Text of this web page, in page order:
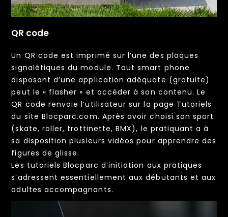
QR code
Un QR code est imprimé sur l’une des plaques
signalétiques du module. Tout smart phone
disposant d’une application adéquate (gratuite)
peut le « flasher » et accéder à son contenu. Le
QR code renvoie l’utilisateur sur la page Tutoriels
du site Blocparc.com. Après avoir choisi son sport
(skate, roller, trottinette, BMX), le pratiquant a à
sa disposition plusieurs vidéos pour apprendre des
figures de glisse.
Les tutoriels Blocparc d’initiation aux pratiques
s’adressent essentiellement aux débutants et aux
adultes accompagnants.